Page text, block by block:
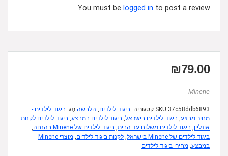
You must be logged in to post a review.
₪79.00
Minene
SKU 37c58ddb6893 קטגוריה: ביגוד לילדים, הלבשה תָג: ביגוד לילדים -
מחיר מבצע, ביגוד לילדים בישראל, ביגוד לילדים במבצע, ביגוד לילדים לקנות
אונליין, ביגוד לילדים משלוח עד הבית, ביגוד לילדים של Minene בהנחה
,
ביגוד לילדים של Minene בישראל
, לקנות ביגוד לילדים,
מוצרי Minene
במבצע, מחירי ביגוד לילדים